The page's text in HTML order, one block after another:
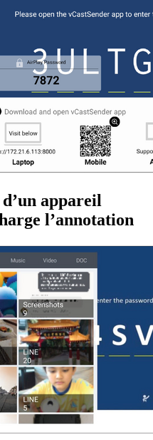
appareil
l’annotation